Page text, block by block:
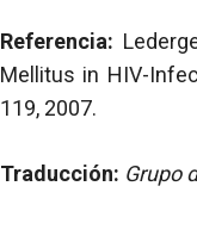
Referencia:
Mellitus in HIV-
119, 2007.
Traducción: Grupo